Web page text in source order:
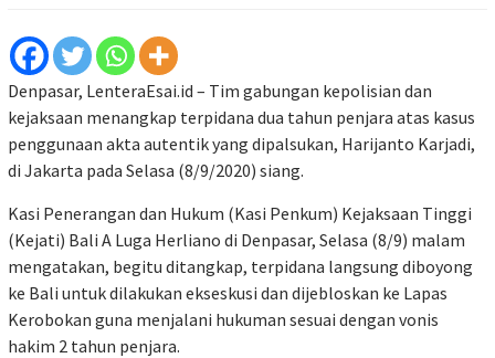
Denpasar, LenteraEsai.id – Tim gabungan kepolisian dan
kejaksaan menangkap terpidana dua tahun penjara atas kasus
penggunaan akta autentik yang dipalsukan, Harijanto Karjadi,
di Jakarta pada Selasa (8/9/2020) siang.
Kasi Penerangan dan Hukum (Kasi Penkum) Kejaksaan Tinggi
(Kejati) Bali A Luga Herliano di Denpasar, Selasa (8/9) malam
mengatakan, begitu ditangkap, terpidana langsung diboyong
ke Bali untuk dilakukan ekseskusi dan dijebloskan ke Lapas
Kerobokan guna menjalani hukuman sesuai dengan vonis
hakim 2 tahun penjara.